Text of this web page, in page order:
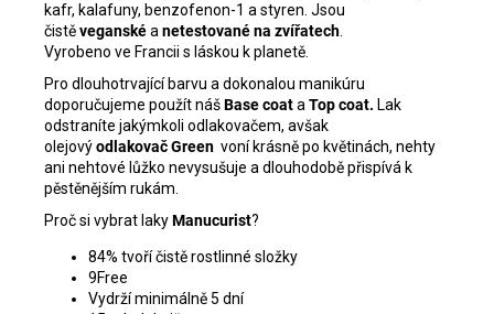
kafr, kalafuny, benzofenon-1 a styren. Jsou
čistěveganskéanetestované na zvířatech.
Vyrobeno ve Francii s láskou k planetě.
Pro dlouhotrvající barvu a dokonalou manikúru
doporučujeme použít nášBase coataTop coat. Lak
odstraníte jakýmkoli odlakovačem, avšak
olejovýodlakovač Green voní krásně po květinách, nehty
ani nehtové lůžko nevysušuje a dlouhodobě přispívá k
pěstěnějším rukám.
Proč si vybrat lakyManucurist?
84% tvoří čistě rostlinné složky
9Free
Vydrží minimálně 5 dní